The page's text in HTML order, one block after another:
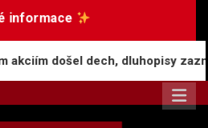
informace
dluhopisy zaznamenaly pokles